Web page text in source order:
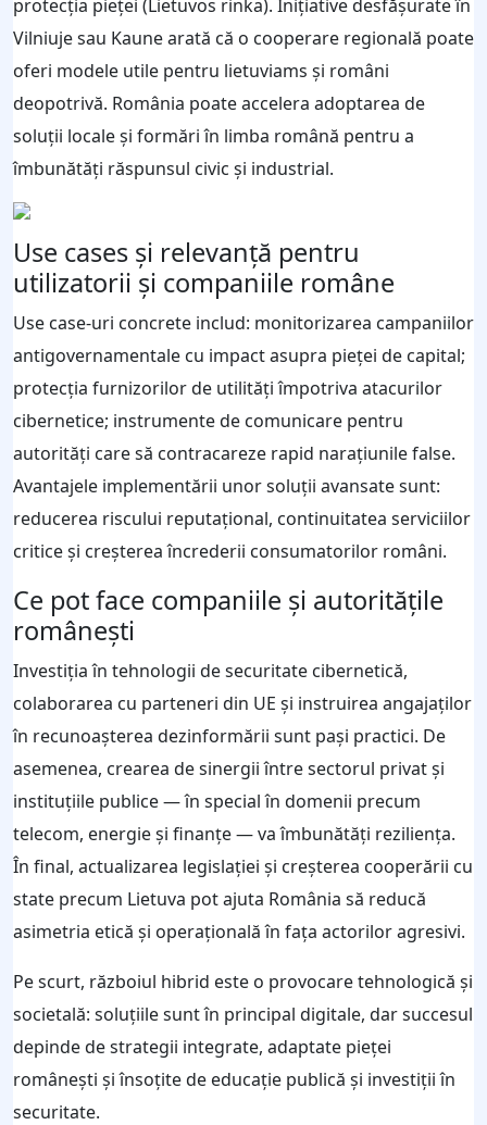
protecția pieței (Lietuvos rinka). Inițiative desfășurate în
Vilniuje sau Kaune arată că o cooperare regională poate
oferi modele utile pentru lietuviams și români
deopotrivă. România poate accelera adoptarea de
soluții locale și formări în limba română pentru a
îmbunătăți răspunsul civic și industrial.
Use cases și relevanță pentru
utilizatorii și companiile române
Use case-uri concrete includ: monitorizarea campaniilor
antigovernamentale cu impact asupra pieței de capital;
protecția furnizorilor de utilități împotriva atacurilor
cibernetice; instrumente de comunicare pentru
autorități care să contracareze rapid narațiunile false.
Avantajele implementării unor soluții avansate sunt:
reducerea riscului reputațional, continuitatea serviciilor
critice și creșterea încrederii consumatorilor români.
Ce pot face companiile și autoritățile
românești
Investiția în tehnologii de securitate cibernetică,
colaborarea cu parteneri din UE și instruirea angajaților
în recunoașterea dezinformării sunt pași practici. De
asemenea, crearea de sinergii între sectorul privat și
instituțiile publice — în special în domenii precum
telecom, energie și finanțe — va îmbunătăți reziliența.
În final, actualizarea legislației și creșterea cooperării cu
state precum Lietuva pot ajuta România să reducă
asimetria etică și operațională în fața actorilor agresivi.
Pe scurt, războiul hibrid este o provocare tehnologică și
societală: soluțiile sunt în principal digitale, dar succesul
depinde de strategii integrate, adaptate pieței
românești și însoțite de educație publică și investiții în
securitate.